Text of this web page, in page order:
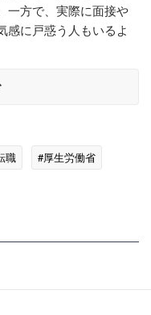
一方で、実際に面接や
感に戸惑う人もいるよ
職
#厚生労働省